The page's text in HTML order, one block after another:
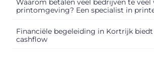
Waarom betalen veel bedrijven te veel
printomgeving? Een specialist in
Financiële begeleiding in Kortrijk
cashflow